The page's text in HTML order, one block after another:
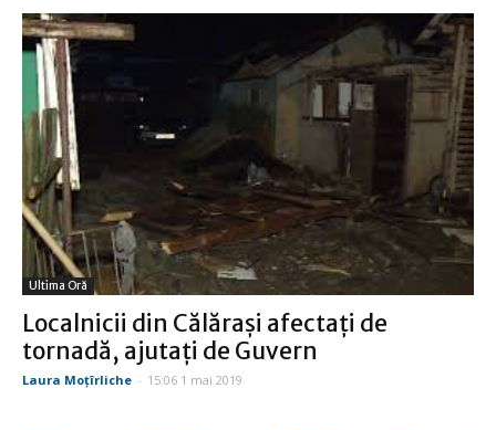
Ultima Oră
Localnicii din Călărași afectaţi de
tornadă, ajutați de Guvern
Laura Moţîrliche - 15:06 1 mai 2019